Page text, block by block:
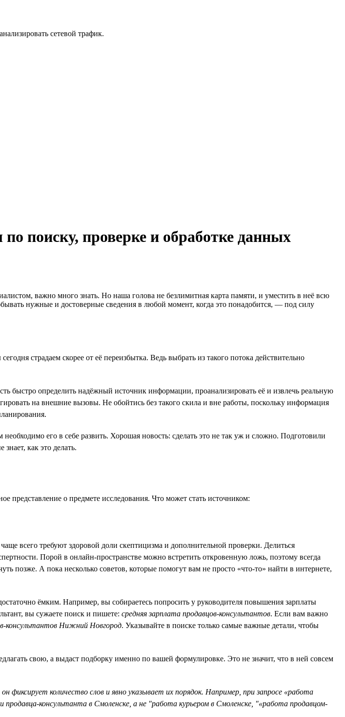
сетевой трафик.
поиску, проверке и обработке данных
важно много знать. Но наша голова не безлимитная карта памяти, и уместить в неё всю
нужные и достоверные сведения в любой момент, когда это понадобится, — под силу
страдаем скорее от её переизбытка. Ведь выбрать из такого потока действительно
определить надёжный источник информации, проанализировать её и извлечь реальную
на внешние вызовы. Не обойтись без такого скила и вне работы, поскольку информация
его в себе развить. Хорошая новость: сделать это не так уж и сложно. Подготовили
как это делать.
представление о предмете исследования. Что может стать источником:
всего требуют здоровой доли скептицизма и дополнительной проверки. Делиться
Порой в онлайн-пространстве можно встретить откровенную ложь, поэтому всегда
позже. А пока несколько советов, которые помогут вам не просто «что-то» найти в интернете,
ёмким. Например, вы собираетесь попросить у руководителя повышения зарплаты
вы сужаете поиск и пишете: средняя зарплата продавцов-консультантов. Если вам важно
консультантов Нижний Новгород. Указывайте в поиске только самые важные детали, чтобы
свою, а выдаст подборку именно по вашей формулировке. Это не значит, что в ней совсем
количество слов и явно указывает их порядок. Например, при запросе «работа
консультанта в Смоленске, а не "работа курьером в Смоленске, "«работа продавцом-